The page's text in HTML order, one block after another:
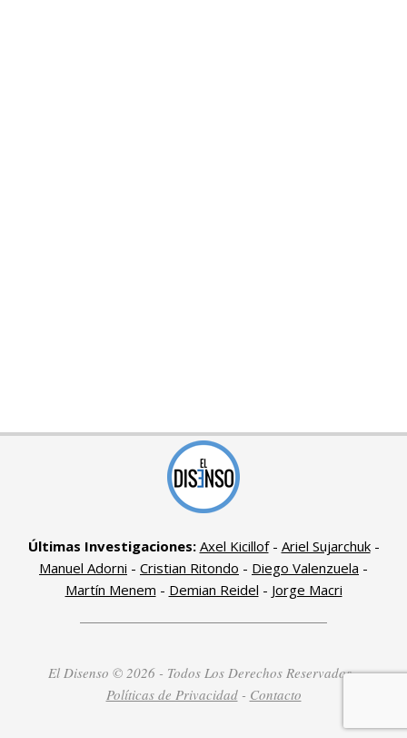
Últimas Investigaciones: Axel Kicillof- Ariel Sujarchuk-
Manuel Adorni - Cristian Ritondo - Diego Valenzuela -
Martín Menem - Demian Reidel - Jorge Macri
El Disenso © 2026 - Todos Los Derechos Reservados -
Políticas de Privacidad- Contacto